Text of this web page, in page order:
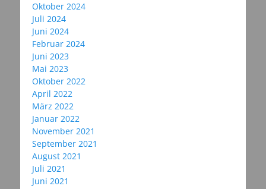
Oktober 2024
Juli 2024
Juni 2024
Februar 2024
Juni 2023
Mai 2023
Oktober 2022
April 2022
März 2022
Januar 2022
November 2021
September 2021
August 2021
Juli 2021
Juni 2021